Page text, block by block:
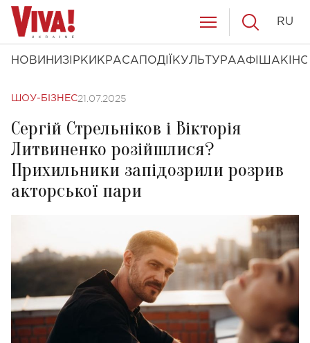
НОВИНИ ЗІРКИ КРАСА ПОДІЇ КУЛЬТУРААФІША КІНО
RU
ШОУ-БІЗНЕС21.07.2025
Сергій Стрельніков і Вікторія
Литвиненко розійшлися?
Прихильники запідозрили розрив
акторської пари